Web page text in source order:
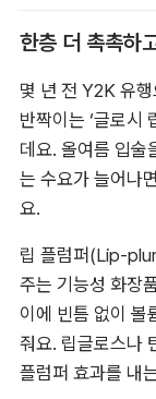
한층 더 촉촉하
몇 년 전 Y2K 유
반짝이는 ‘글로시
데요. 올여름 입술
는 수요가 늘어나
요.
립 플럼퍼(Lip-
주는 기능성 화장
이에 빈틈 없이 볼
줘요. 립글로스나
플럼퍼 효과를 내